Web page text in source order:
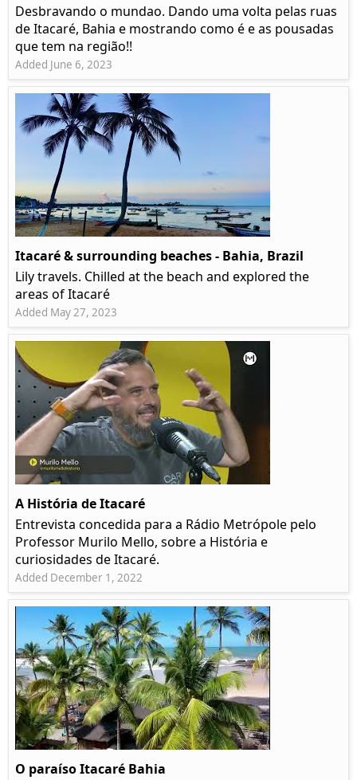
Desbravando o mundao. Dando uma volta pelas ruas
de Itacaré, Bahia e mostrando como é e as pousadas
que tem na região!!
Added June 6, 2023
Itacaré & surrounding beaches - Bahia, Brazil
Lily travels. Chilled at the beach and explored the
areas of Itacaré
Added May 27, 2023
A História de Itacaré
Entrevista concedida para a Rádio Metrópole pelo
Professor Murilo Mello, sobre a História e
curiosidades de Itacaré.
Added December 1, 2022
O paraíso Itacaré Bahia